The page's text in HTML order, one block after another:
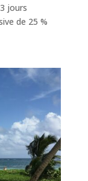
jours
de 25 %